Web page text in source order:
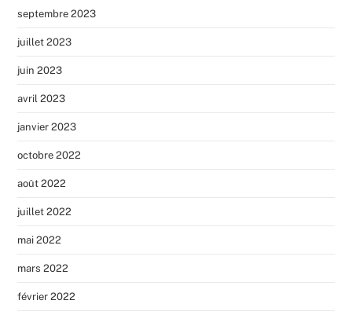
septembre 2023
juillet 2023
juin 2023
avril 2023
janvier 2023
octobre 2022
août 2022
juillet 2022
mai 2022
mars 2022
février 2022